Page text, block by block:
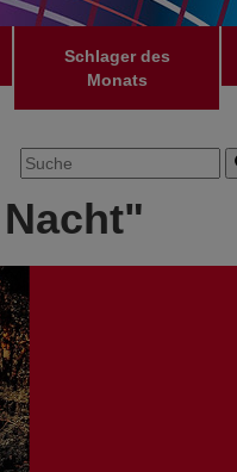
Schlager des
Monats